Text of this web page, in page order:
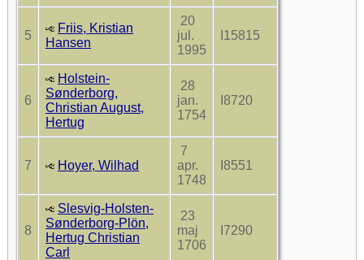
5
Friis, Kristian
Hansen
20
jul.
1995
I15815
6
Holstein-
Sønderborg,
Christian August,
Hertug
28
jan.
1754
I8720
7 Hoyer, Wilhad
7
apr.
1748
I8551
8
Slesvig-Holsten-
Sønderborg-Plön,
Hertug Christian
Carl
23
maj
1706
I7290